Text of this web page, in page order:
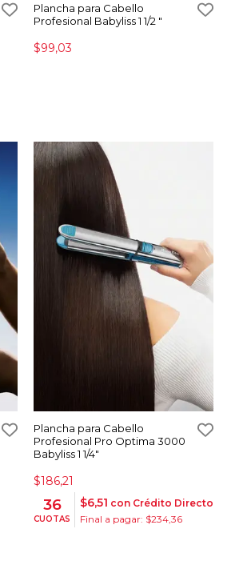
Plancha para Cabello
Profesional Babyliss 1 1/2 "
$99,03
Plancha para Cabello
Profesional Pro Optima 3000
Babyliss 1 1/4"
$186,21
36
CUOTAS
$6,51 con Crédito Directo
Final a pagar: $234,36